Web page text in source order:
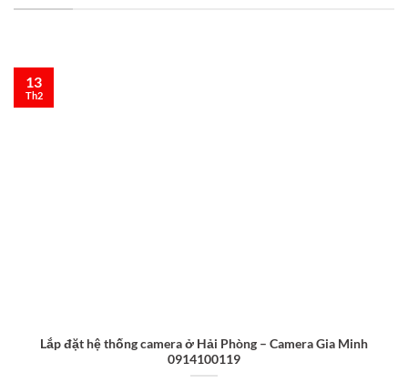
Lắp đặt hệ thống camera ở Hải Phòng – Camera Gia Minh
0914100119
13
Th2